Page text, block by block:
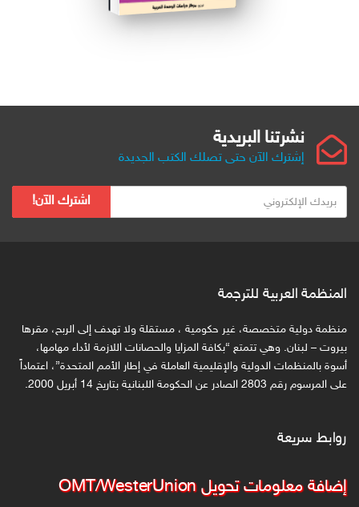
نشرتنا البريدية
إشترك الآن حتى تصلك الكتب الجديدة
ر
ا
ا
ل
ك
ت
ن
اشترك الآن!
المنظمة العربية للترجمة
منظمة دولية متخصصة، غير حكومية ، مستقلة ولا تهدف إلى الربح، مقرها
بيروت – لبنان. وهي تتمتع “بكافة المزايا والحصانات اللازمة لأداء مهامها،
أسوة بالمنظمات الدولية والإقليمية العاملة في إطار الأمم المتحدة”، اعتماداً
على المرسوم رقم 2803 الصادر عن الحكومة اللبنانية بتاريخ 14 أبريل 2000.
روابط سريعة
إضافة معلومات تحويل OMT/WesterUnion